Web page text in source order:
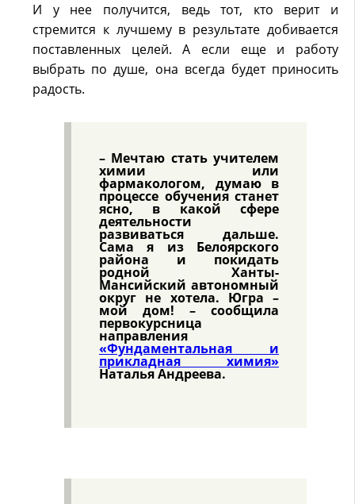
И у нее получится, ведь тот, кто верит и
стремится к лучшему в результате добивается
поставленных целей. А если еще и работу
выбрать по душе, она всегда будет приносить
радость.
– Мечтаю стать учителем
химии или
фармакологом, думаю в
процессе обучения станет
ясно, в какой сфере
деятельности
развиваться дальше.
Сама я из Белоярского
района и покидать
родной Ханты-
Мансийский автономный
округ не хотела. Югра –
мой дом! – сообщила
первокурсница
направления
«Фундаментальная и
прикладная химия»
Наталья Андреева.